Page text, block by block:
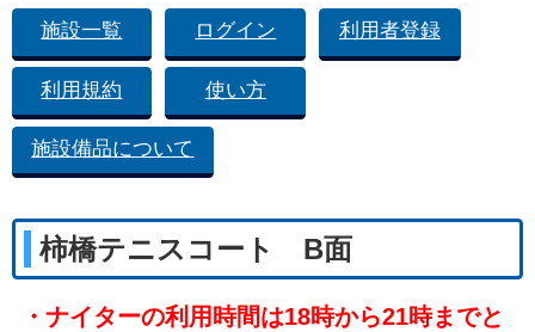
施設一覧 ログイン 利用者登録
利用規約 使い方
施設備品について
柿橋テニスコート B面
・ナイターの利用時間は18時から21時までと